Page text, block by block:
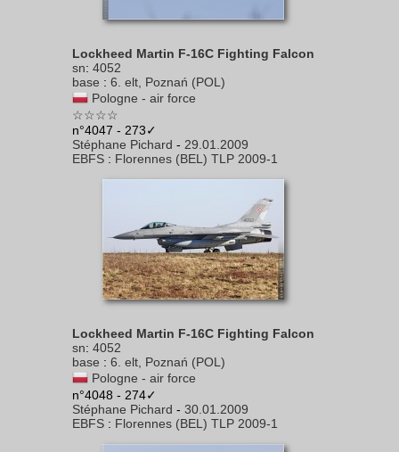
Lockheed Martin F-16C Fighting Falcon
sn: 4052
base : 6. elt, Poznań (POL)
Pologne - air force
☆☆☆☆
n°4047 - 273✓
Stéphane Pichard - 29.01.2009
EBFS : Florennes (BEL) TLP 2009-1
Lockheed Martin F-16C Fighting Falcon
sn: 4052
base : 6. elt, Poznań (POL)
Pologne - air force
n°4048 - 274✓
Stéphane Pichard - 30.01.2009
EBFS : Florennes (BEL) TLP 2009-1